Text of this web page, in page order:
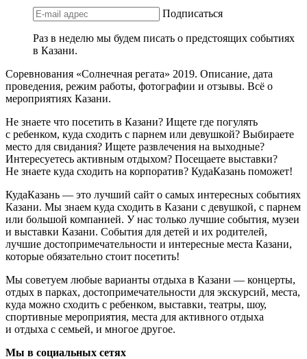
Подписаться
Раз в неделю мы будем писать о предстоящих событиях
в Казани.
Соревнования «Солнечная регата» 2019. Описание, дата
проведения, режим работы, фотографии и отзывы. Всё о
мероприятиях Казани.
Не знаете что посетить в Казани? Ищете где погулять
с ребенком, куда сходить с парнем или девушкой? Выбираете
место для свидания? Ищете развлечения на выходные?
Интересуетесь активным отдыхом? Посещаете выставки?
Не знаете куда сходить на корпоратив? КудаКазань поможет!
КудаКазань — это лучший сайт о самых интересных событиях
Казани. Мы знаем куда сходить в Казани с девушкой, с парнем
или большой компанией. У нас только лучшие события, музеи
и выставки Казани. События для детей и их родителей,
лучшие достопримечательности и интересные места Казани,
которые обязательно стоит посетить!
Мы советуем любые варианты отдыха в Казани — концерты,
отдых в парках, достопримечательности для экскурсий, места,
куда можно сходить с ребенком, выставки, театры, шоу,
спортивные мероприятия, места для активного отдыха
и отдыха с семьей, и многое другое.
Мы в социальных сетях